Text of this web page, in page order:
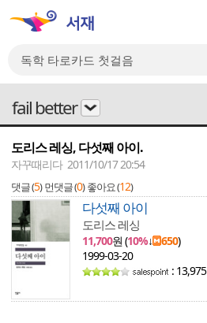
fail better
도리스 레싱, 다섯째 아이.
자꾸때리다 2011/10/17 20:54
댓글 (5) 먼댓글 (0) 좋아요 (12)
다섯째 아이
도리스 레싱
11,700원 (10%↓ 650)
1999-03-20
: 13,975